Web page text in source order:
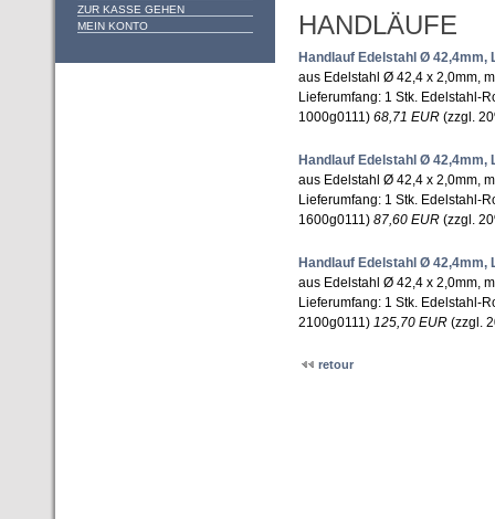
ZUR KASSE GEHEN
MEIN KONTO
HANDLÄUFE
Handlauf Edelstahl Ø 42,4mm,
aus Edelstahl Ø 42,4 x 2,0mm,
Lieferumfang: 1 Stk. Edelstahl-
1000g0111) 68,71 EUR (zzgl.
Handlauf Edelstahl Ø 42,4mm,
aus Edelstahl Ø 42,4 x 2,0mm,
Lieferumfang: 1 Stk. Edelstahl-
1600g0111) 87,60 EUR (zzgl.
Handlauf Edelstahl Ø 42,4mm,
aus Edelstahl Ø 42,4 x 2,0mm,
Lieferumfang: 1 Stk. Edelstahl-
2100g0111) 125,70 EUR (zzgl.
retour